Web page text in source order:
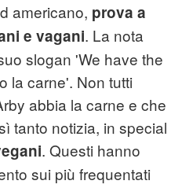
americano, prova a
e vagani. La nota
slogan 'We have the
la carne'. Non tutti
abbia la carne e che
tanto notizia, in special
. Questi hanno
sui più frequentati